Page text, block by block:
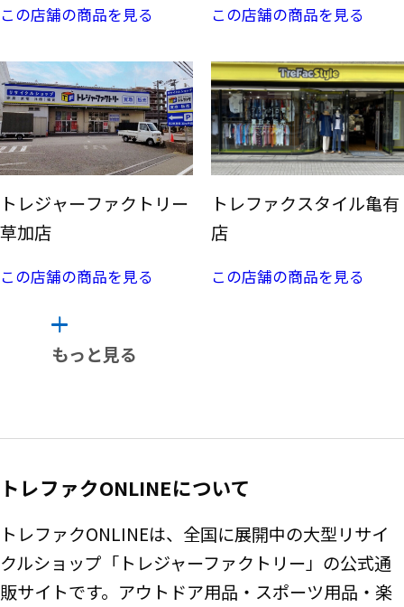
この店舗の商品を見る この店舗の商品を見る
トレジャーファクトリー
草加店
この店舗の商品を見る
トレファクスタイル亀有
店
この店舗の商品を見る
もっと見る
トレファクONLINEについて
トレファクONLINEは、全国に展開中の大型リサイ
クルショップ「トレジャーファクトリー」の公式通
販サイトです。アウトドア用品・スポーツ用品・楽